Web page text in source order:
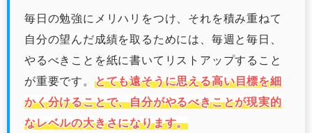
毎日の勉強にメリハリをつけ、それを積み重ねて
自分の望んだ成績を取るためには、毎週と毎日、
やるべきことを紙に書いてリストアップすること
が重要です。 とても遠そうに思える高い目標を細
かく分けることで、自分がやるべきことが現実的
なレベルの大きさになります。